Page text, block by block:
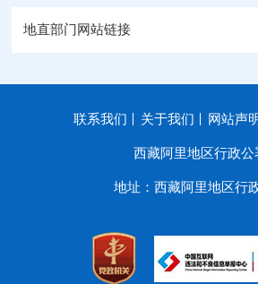
地直部门网站链接
联系我们 关于我们 网站声
西藏阿里地区行政公
地址：西藏阿里地区行